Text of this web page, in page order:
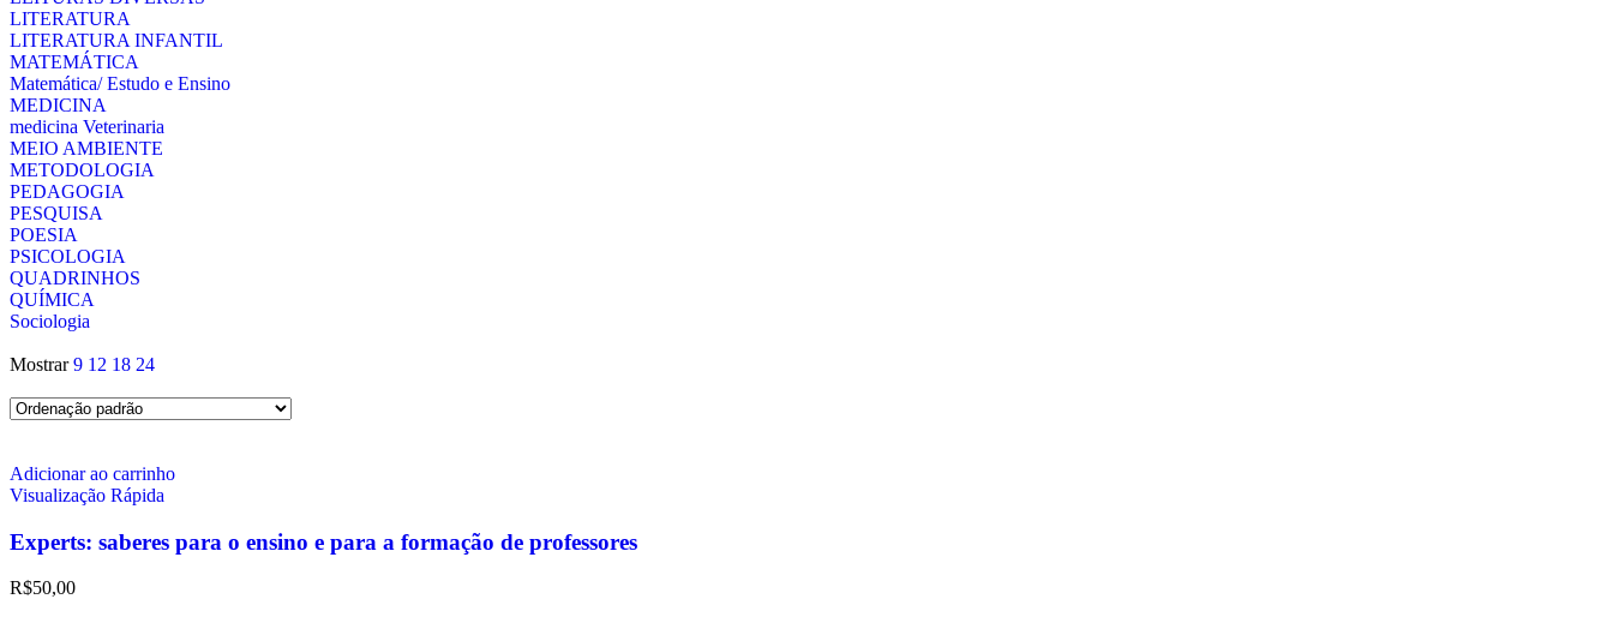
LITERATURA
LITERATURA INFANTIL
MATEMÁTICA
Matemática/ Estudo e Ensino
MEDICINA
medicina Veterinaria
MEIO AMBIENTE
METODOLOGIA
PEDAGOGIA
PESQUISA
POESIA
PSICOLOGIA
QUADRINHOS
QUÍMICA
Sociologia
Mostrar9 12 18 24
Adicionar ao carrinho
Visualização Rápida
Experts: saberes para o ensino e para a formação de professores
R$50,00